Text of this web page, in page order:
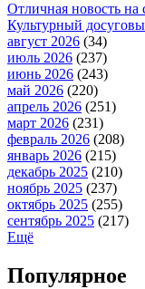
Отличная новость на
Культурный
август 2026 (34)
июль 2026 (237)
июнь 2026 (243)
май 2026 (220)
апрель 2026 (251)
март 2026 (231)
февраль 2026 (208)
январь 2026 (215)
декабрь 2025 (210)
ноябрь 2025 (237)
октябрь 2025 (255)
сентябрь 2025 (217)
Ещё
Популярное